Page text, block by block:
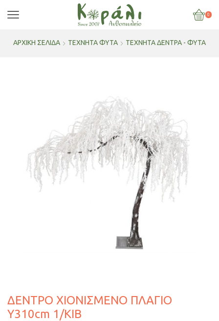
0
ΑΡΧΙΚΉ ΣΕΛΊΔΑ ΤΕΧΝΗΤΑ ΦΥΤΑ ΤΕΧΝΗΤΆ ΔΈΝΤΡΑ - ΦΥΤΆ
ΔΕΝΤΡΟ ΧΙΟΝΙΣΜΕΝΟ ΠΛΑΓΙΟ
Y310cm 1/ΚΙΒ